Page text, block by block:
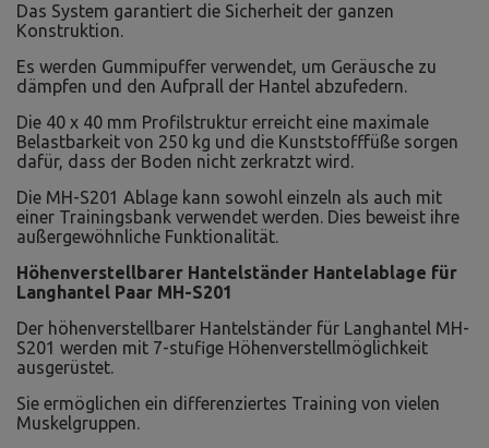
Das System garantiert die Sicherheit der ganzen
Konstruktion.
Es werden Gummipuffer verwendet, um Geräusche zu
dämpfen und den Aufprall der Hantel abzufedern.
Die 40 x 40 mm Profilstruktur erreicht eine maximale
Belastbarkeit von 250 kg und die Kunststofffüße sorgen
dafür, dass der Boden nicht zerkratzt wird.
Die MH-S201 Ablage kann sowohl einzeln als auch mit
einer Trainingsbank verwendet werden. Dies beweist ihre
außergewöhnliche Funktionalität.
Höhenverstellbarer Hantelständer Hantelablage für
Langhantel Paar MH-S201
Der höhenverstellbarer Hantelständer für Langhantel MH-
S201 werden mit 7-stufige Höhenverstellmöglichkeit
ausgerüstet.
Sie ermöglichen ein differenziertes Training von vielen
Muskelgruppen.